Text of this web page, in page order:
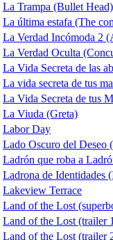
La Trampa (Bullet Head)
La última estafa (The
La Verdad Incómoda 2
La Verdad Oculta
La Vida Secreta de las
La vida secreta de tus
La Vida Secreta de tus
La Viuda (Greta)
Labor Day
Lado Oscuro del
Ladrón que roba a
Ladrona de Identidades
Lakeview Terrace
Land of the Lost
Land of the Lost (trailer
Land of the Lost (trailer